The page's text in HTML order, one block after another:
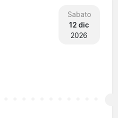
Sabato
12 dic
2026